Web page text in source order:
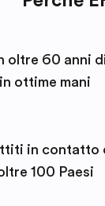
oltre 60 anni
ottime mani
in contatto
100 Paesi